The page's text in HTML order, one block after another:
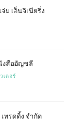
ม เอ็นจิเนียริ่ง
งสืออัญชลี
เตอร์
ทรดดิ้ง จำกัด